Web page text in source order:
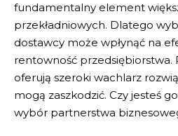
fundamentalny element
przekładniowych. Dlatego
dostawcy może wpłynąć na
rentowność przedsiębiorstwa.
oferują szeroki wachlarz
mogą zaszkodzić. Czy jesteś
wybór partnerstwa